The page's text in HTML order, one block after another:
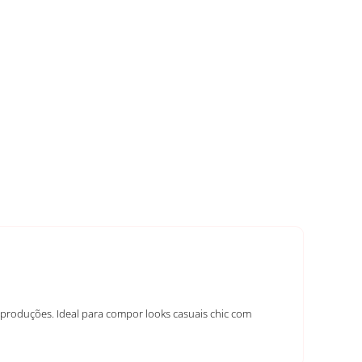
Ideal para compor looks casuais chic com